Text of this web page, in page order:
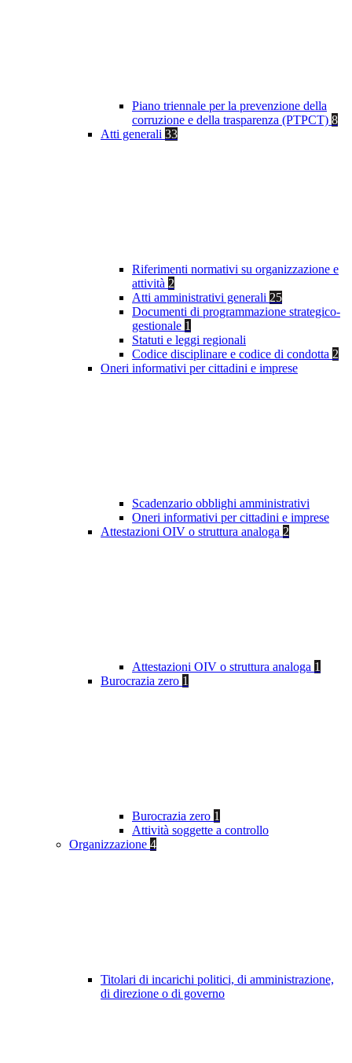
Piano triennale per la prevenzione della
corruzione e della trasparenza (PTPCT) 8
Atti generali 33
Riferimenti normativi su organizzazione e
attività 2
Atti amministrativi generali 25
Documenti di programmazione strategico-
gestionale 1
Statuti e leggi regionali
Codice disciplinare e codice di condotta 2
Oneri informativi per cittadini e imprese
Scadenzario obblighi amministrativi
Oneri informativi per cittadini e imprese
Attestazioni OIV o struttura analoga 2
Attestazioni OIV o struttura analoga 1
Burocrazia zero 1
Burocrazia zero 1
Attività soggette a controllo
Organizzazione 4
Titolari di incarichi politici, di amministrazione,
di direzione o di governo